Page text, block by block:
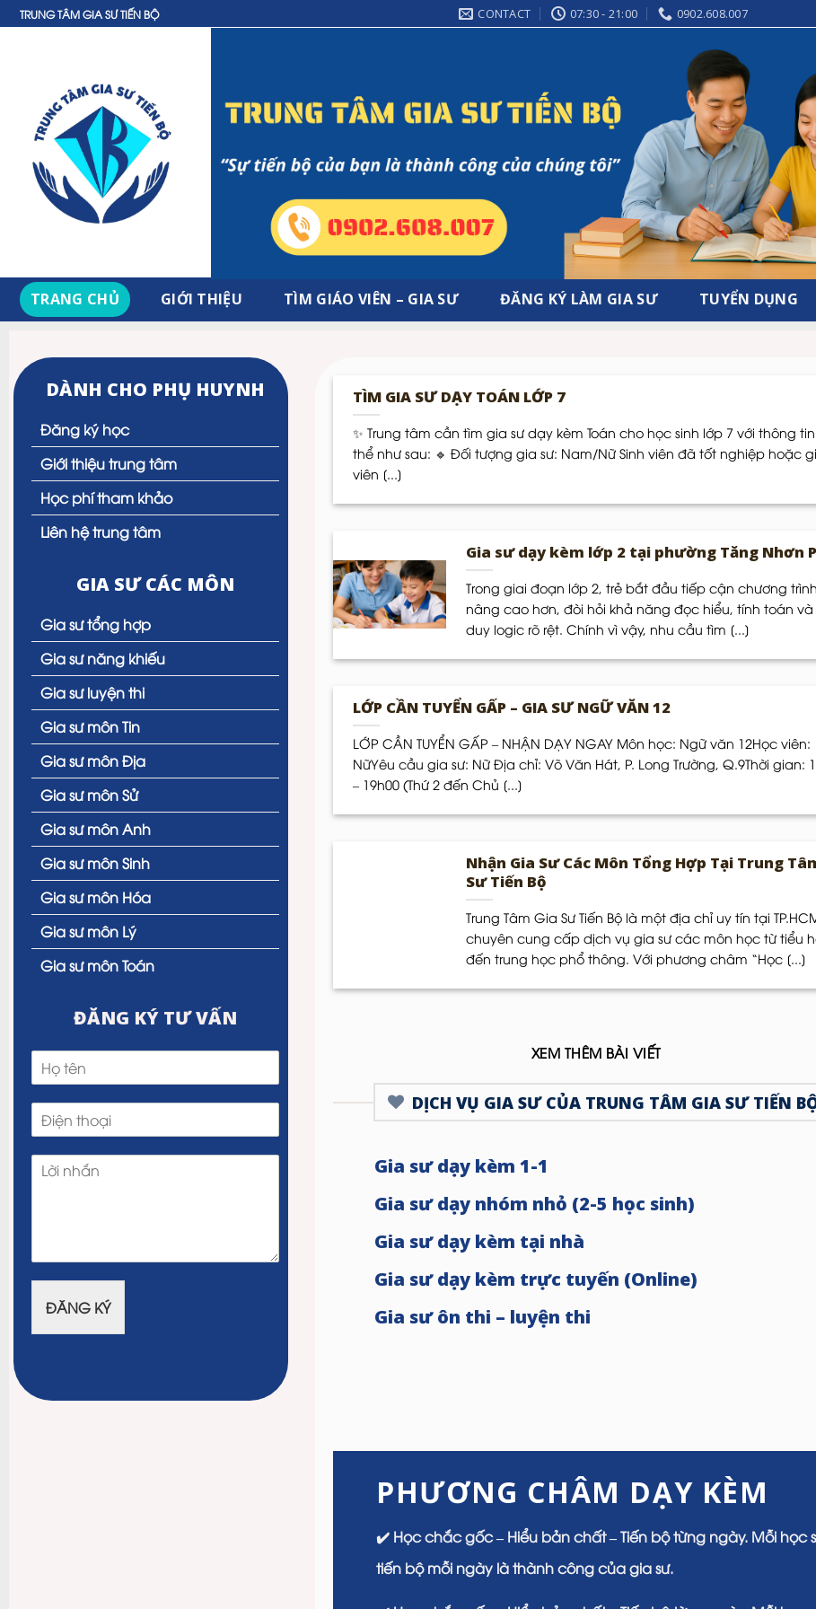
Skip
to
TRUNG TÂM GIA SƯ TIẾN BỘ CONTACT 07:30 - 21:00 0902.608.007
TRANG CHỦ GIỚI THIỆU TÌM GIÁO VIÊN – GIA SƯ ĐĂNG KÝ LÀM GIA SƯ TUYỂN DỤNG
DÀNH CHO PHỤ HUYNH
Đăng ký học
Giới thiệu trung tâm
Học phí tham khảo
Liên hệ trung tâm
GIA SƯ CÁC MÔN
Gia sư tổng hợp
Gia sư năng khiếu
Gia sư luyện thi
Gia sư môn Tin
Gia sư môn Địa
Gia sư môn Sử
Gia sư môn Anh
Gia sư môn Sinh
Gia sư môn Hóa
Gia sư môn Lý
Gia sư môn Toán
ĐĂNG KÝ TƯ VẤN
ĐĂNG KÝ
TÌM GIA SƯ DẠY TOÁN LỚP 7
✨ Trung tâm cần tìm gia sư dạy kèm Toán cho học sinh lớp 7 với thông
thể như sau: 🔹 Đối tượng gia sư: Nam/Nữ Sinh viên đã tốt nghiệp hoặc
viên [...]
Gia sư dạy kèm lớp 2 tại phường Tăng Nhơn
Trong giai đoạn lớp 2, trẻ bắt đầu tiếp cận chương
nâng cao hơn, đòi hỏi khả năng đọc hiểu, tính toán và
duy logic rõ rệt. Chính vì vậy, nhu cầu tìm [...]
LỚP CẦN TUYỂN GẤP – GIA SƯ NGỮ VĂN 12
LỚP CẦN TUYỂN GẤP – NHẬN DẠY NGAY Môn học: Ngữ văn 12Học viên:
NữYêu cầu gia sư: Nữ Địa chỉ: Võ Văn Hát, P. Long Trường, Q.9Thời gian:
– 19h00 (Thứ 2 đến Chủ [...]
Nhận Gia Sư Các Môn Tổng Hợp Tại Trung
Sư Tiến Bộ
Trung Tâm Gia Sư Tiến Bộ là một địa chỉ uy tín tại
chuyên cung cấp dịch vụ gia sư các môn học từ tiểu
đến trung học phổ thông. Với phương châm “Học [...]
XEM THÊM BÀI VIẾT
DỊCH VỤ GIA SƯ CỦA TRUNG TÂM GIA SƯ TIẾN
Gia sư dạy kèm 1-1
Gia sư dạy nhóm nhỏ (2-5 học sinh)
Gia sư dạy kèm tại nhà
Gia sư dạy kèm trực tuyến (Online)
Gia sư ôn thi – luyện thi
PHƯƠNG CHÂM DẠY KÈM
✔️ Học chắc gốc – Hiểu bản chất – Tiến bộ từng ngày. Mỗi học
tiến bộ mỗi ngày là thành công của gia sư.